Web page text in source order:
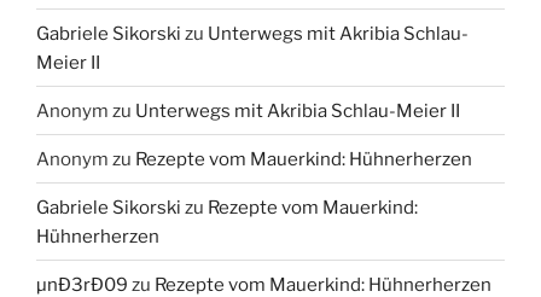
Gabriele Sikorski zu Unterwegs mit Akribia Schlau-
Meier II
Anonym zu Unterwegs mit Akribia Schlau-Meier II
Anonym zu Rezepte vom Mauerkind: Hühnerherzen
Gabriele Sikorski zu Rezepte vom Mauerkind:
Hühnerherzen
µnÐ3rÐ09 zu Rezepte vom Mauerkind: Hühnerherzen